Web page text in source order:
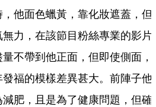
他面色蠟黃，靠化妝遮蓋，但
力，在該節目粉絲專業的影片
不帶到他正面，但即使側面，
福的模樣差異甚大。前陣子他
肥，且是為了健康問題，但確